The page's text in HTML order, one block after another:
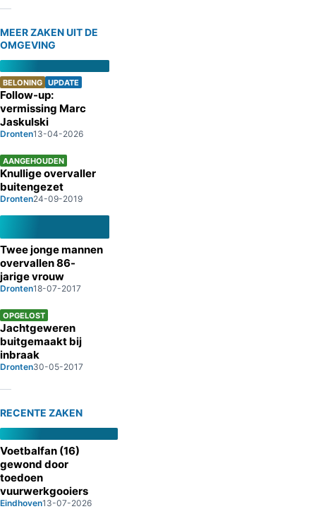
MEER ZAKEN UIT DE
OMGEVING
BELONING UPDATE
Follow-up:
vermissing Marc
Jaskulski
Dronten13-04-2026
AANGEHOUDEN
Knullige overvaller
buitengezet
Dronten24-09-2019
Twee jonge mannen
overvallen 86-
jarige vrouw
Dronten18-07-2017
OPGELOST
Jachtgeweren
buitgemaakt bij
inbraak
Dronten30-05-2017
RECENTE ZAKEN
Voetbalfan (16)
gewond door
toedoen
vuurwerkgooiers
Eindhoven13-07-2026